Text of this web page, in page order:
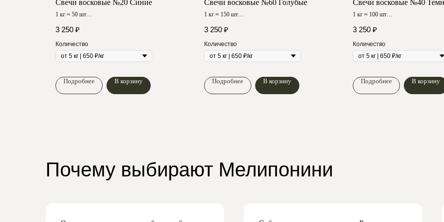
Свечи восковые №20 Синие
1 кг ≈ 50 шт
3 250 ₽
Количество
Подробнее В корзину
Свечи восковые №60 Голубые
1 кг ≈ 150 шт
3 250 ₽
Количество
Подробнее В корзину
Свечи восковые №40
1 кг ≈ 100 шт
3 250 ₽
Количество
Подробнее В корзину
Почему выбирают Мелипонини